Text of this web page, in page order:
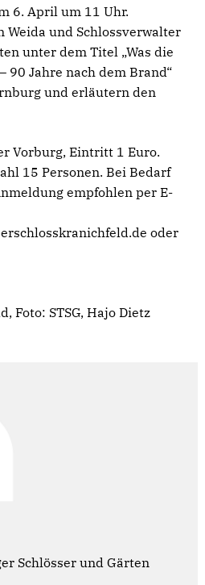
6. April um 11 Uhr.
und Schlossverwalter
unter dem Titel „Was die
90 Jahre nach dem Brand“
und erläutern den
Vorburg, Eintritt 1 Euro.
15 Personen. Bei Bedarf
empfohlen per E-
oder
Foto: STSG, Hajo Dietz
Schlösser und Gärten